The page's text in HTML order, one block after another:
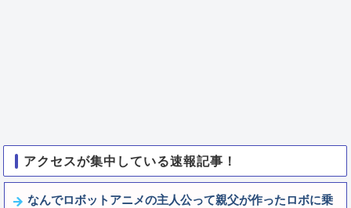
アクセスが集中している速報記事！
なんでロボットアニメの主人公って親父が作ったロボに乗